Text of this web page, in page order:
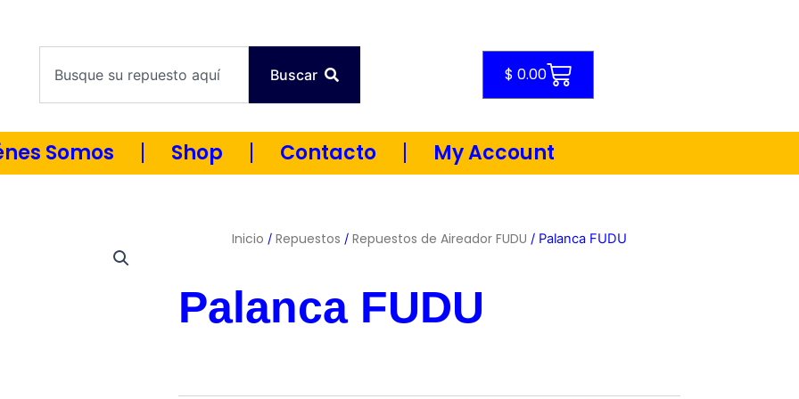
Buscar $ 0.00Cart
Somos Shop Contacto My Account
Inicio /Repuestos /Repuestos de Aireador FUDU / Palanca FUDU
Palanca FUDU